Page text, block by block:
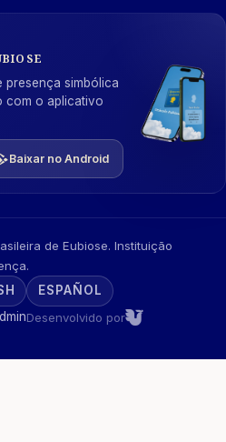
presença simbólica
com o aplicativo
Baixar no Android
de Eubiose. Instituição
ESPAÑOL
Desenvolvido por